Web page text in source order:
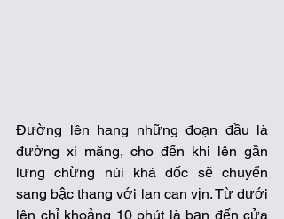
Đường lên hang những đoạn đầu là
đường xi măng, cho đến khi lên gần
lưng chừng núi khá dốc sẽ chuyển
sang bậc thang với lan can vịn. Từ dưới
lên chỉ khoảng 10 phút là bạn đến cửa